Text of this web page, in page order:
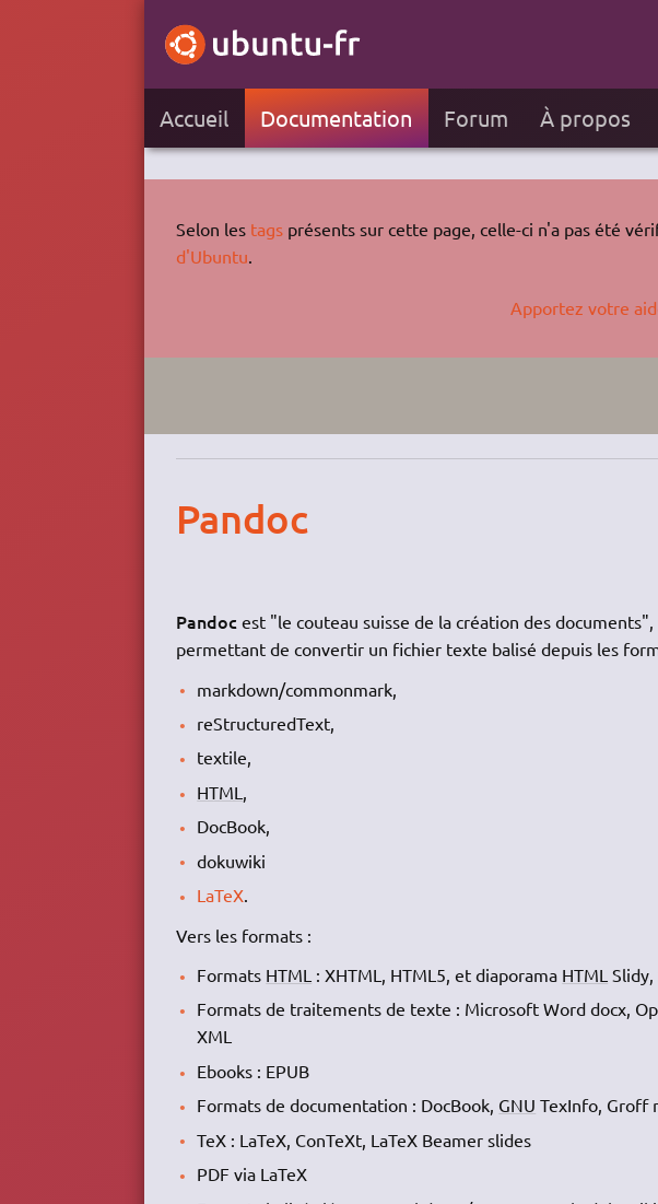
Accueil Documentation Forum À propos
Selon les tagsprésents sur cette page, celle-ci n'a pas été
d'Ubuntu
Apportez votre
Pandoc
Pandoc est "le couteau suisse de la création des
permettant de convertir un fichier texte balisé depuis les
markdown/commonmark,
reStructuredText,
textile,
HTML
DocBook,
dokuwiki
LaTeX.
Vers les formats :
Formats HTML : XHTML, HTML5, et diaporama HTML Slidy,
Formats de traitements de texte : Microsoft Word docx,
XML
Ebooks : EPUB
Formats de documentation : DocBook, GNU TexInfo, Groff
TeX : LaTeX, ConTeXt, LaTeX Beamer slides
PDF via LaTeX